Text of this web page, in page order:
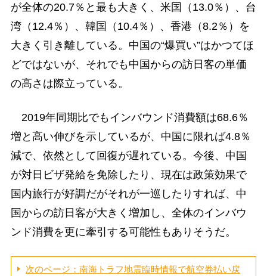
が全体の20.7％と最も大きく、米国（13.0％）、台
湾（12.4％）、韓国（10.4％）、香港（8.2％）を
大きく引き離している。中国の“爆買い”はかつてほ
どではないが、それでも中国からの訪日客の単価
の高さは際立っている。
2019年同期比でもインバウンド消費額は68.6％
増と高い伸びを示しているが、中国に限れば4.8％
減で、依然として回復が遅れている。今後、中国
が対日ビザ発給を免除したり、現在は政策効果で
国内旅行が好調だがそれが一巡したりすれば、中
国からの訪日客が大きく増加し、全体のインバウ
ンド消費を更に牽引する可能性もありそうだ。
次のページ：南海トラフ地震臨時情報で航空券払い戻